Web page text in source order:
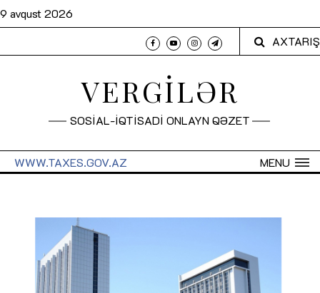
9 avqust 2026
AXTARIŞ
VERGİLƏR
SOSİAL-İQTİSADİ ONLAYN QƏZET
MENU
WWW.TAXES.GOV.AZ